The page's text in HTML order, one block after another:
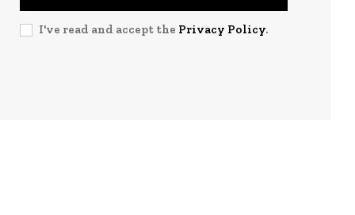
I've read and accept the Privacy Policy.